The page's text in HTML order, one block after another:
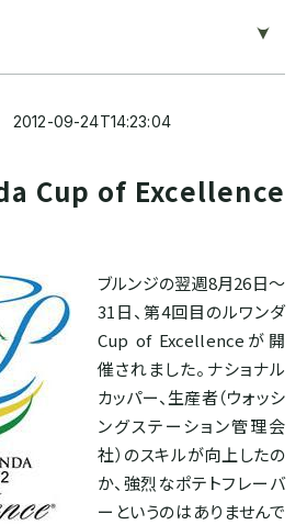
2012-09-24T14:23:04
Cup of Excellence
ブルンジの翌週8月26日～
31日、第4回目のルワンダ
Cup of Excellenceが開
催されました。ナショナル
カッパー、生産者（ウォッシ
ングステーション管理会
社）のスキルが向上したの
か、強烈なポテトフレーバ
ーというのはありませんで